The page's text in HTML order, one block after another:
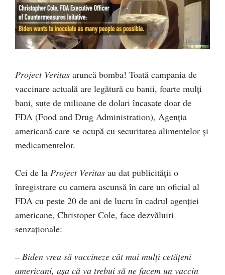
Project Veritas aruncă bomba! Toată campania de
vaccinare actuală are legătură cu banii, foarte mulți
bani, sute de milioane de dolari încasate doar de
FDA (Food and Drug Administration), Agenția
americană care se ocupă cu securitatea alimentelor și
medicamentelor.
Cei de la Project Veritas au dat publicității o
înregistrare cu camera ascunsă în care un oficial al
FDA cu peste 20 de ani de lucru în cadrul agenției
americane, Christoper Cole, face dezvăluiri
senzaționale:
– Biden vrea să vaccineze cât mai mulți cetățeni
americani, așa că va trebui să ne facem un vaccin